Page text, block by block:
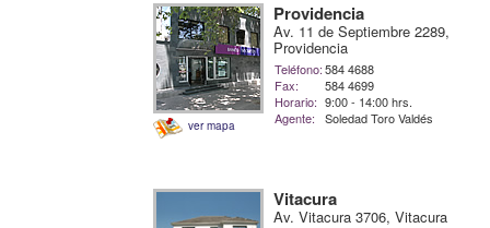
ver mapa
Providencia
Av. 11 de Septiembre 2289,
Providencia
Teléfono:584 4688
Fax:
584 4699
Horario: 9:00 - 14:00 hrs.
Agente:
Soledad Toro Valdés
Vitacura
Av. Vitacura 3706, Vitacura